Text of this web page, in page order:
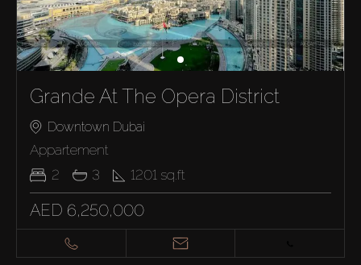
Grande At The Opera District
Downtown Dubai
Appartement
2
3 1201 sq.ft
AED 6,250,000